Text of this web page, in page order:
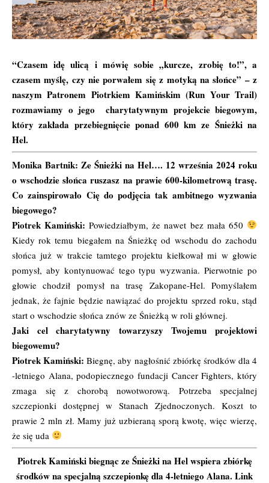
“Czasem idę ulicą i mówię sobie „kurcze, zrobię to!”, a
czasem myślę, czy nie porwałem się z motyką na słońce” – z
naszym Patronem Piotrkiem Kamińskim (Run Your Trail)
rozmawiamy o jego charytatywnym projekcie biegowym,
który zakłada przebiegnięcie ponad 600 km ze Śnieżki na
Hel.
Monika Bartnik: Ze Śnieżki na Hel…. 12 września 2024 roku
o wschodzie słońca ruszasz na prawie 600-kilometrową trasę.
Co zainspirowało Cię do podjęcia tak ambitnego wyzwania
biegowego?
Piotrek Kamiński:Powiedziałbym, że nawet bez mała 650
Kiedy rok temu biegałem na Śnieżkę od wschodu do zachodu
słońca już w trakcie tamtego projektu kiełkował mi w głowie
pomysł, aby kontynuować tego typu wyzwania. Pierwotnie po
głowie chodził pomysł na trasę Zakopane-Hel. Pomyślałem
jednak, że fajnie będzie nawiązać do projektu sprzed roku, stąd
start o wschodzie słońca znów ze Śnieżką w roli głównej.
Jaki cel charytatywny towarzyszy Twojemu projektowi
biegowemu?
Piotrek Kamiński:Biegnę, aby nagłośnić zbiórkę środków dla 4
-letniego Alana, podopiecznego fundacji Cancer Fighters, który
zmaga się z chorobą nowotworową. Potrzeba specjalnej
szczepionki dostępnej w Stanach Zjednoczonych. Koszt to
prawie 2 mln zł. Mamy już uzbieraną sporą kwotę, więc wierzę,
że się uda
Piotrek Kamiński biegnąc ze Śnieżki na Hel wspiera zbiórkę
środków na specjalną szczepionkę dla 4-letniego Alana. Link